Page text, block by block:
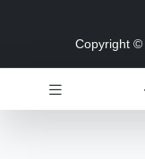
Copyright ©